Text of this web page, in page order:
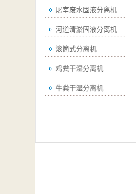
屠宰废水固液分离机
河道清淤固液分离机
滚筒式分离机
鸡粪干湿分离机
牛粪干湿分离机